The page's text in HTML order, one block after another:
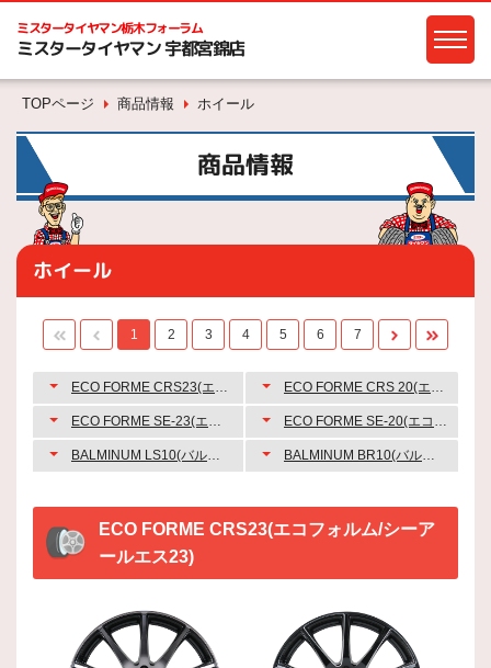
ミスタータイヤマン栃木フォーラム
ミスタータイヤマン 宇都宮錦店
TOPページ 商品情報 ホイール
商品情報
ホイール
1 2 3 4 5 6 7
ECO FORME CRS23(エコフォルム/シーアールエス23) ECO FORME CRS 20(エコフォルム/シーアールエス20)
ECO FORME SE-23(エコフォルム/エスイー23) ECO FORME SE-20(エコフォルム/エスイー20)
BALMINUM LS10(バルミナ エルエス10) BALMINUM BR10(バルミナ/ビーアールテン)
ECO FORME CRS23(エコフォルム/シーア
ールエス23)